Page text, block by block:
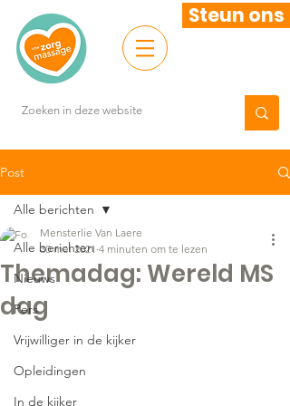
Steun ons
Post
Alle berichten
Nieuws
Pers
Vrijwilliger in de kijker
Opleidingen
In de kijker
Alle berichten
Themadag: Wereld MS
dag
Mensterlie Van Laere
30 mei 2021 4 minuten om te lezen